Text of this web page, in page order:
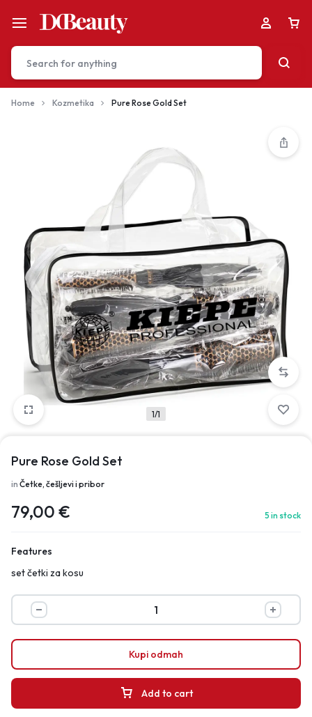
Your bag is empty
Don't miss out on great deals! Start shopping or
Sign in to view products added.
Shop What's New
Sign in
Home Kozmetika Pure Rose Gold Set
1/1
Pure Rose Gold Set
in Četke, češljevi i pribor
79,00 € 5 in stock
Features
set četki za kosu
Add to cart
Kupi odmah